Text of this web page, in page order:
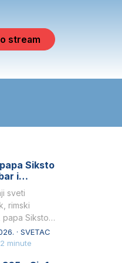
stream
Siksto
i
pastir
sveti
rimski
papa Siksto
II, prema
bio je
· SVETAC
2 minute